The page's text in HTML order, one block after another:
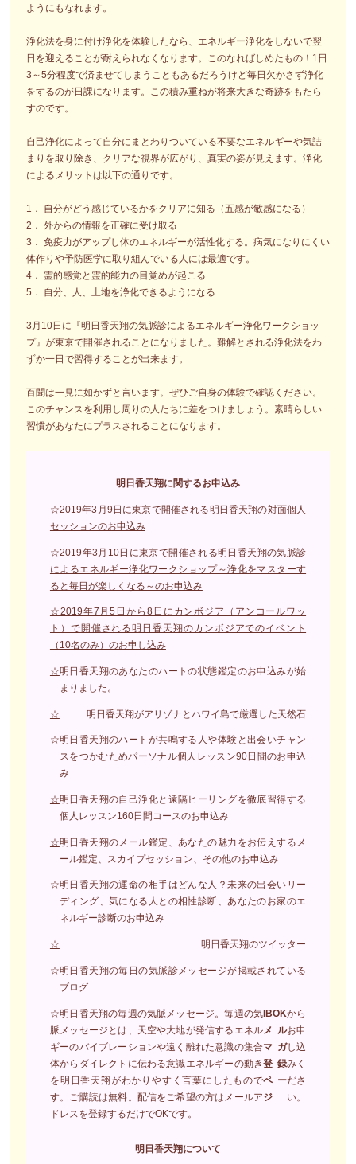
ようにもなれます。
浄化法を身に付け浄化を体験したなら、エネルギー浄化をしないで翌
日を迎えることが耐えられなくなります。このなればしめたもの！1日
3～5分程度で済ませてしまうこともあるだろうけど毎日欠かさず浄化
をするのが日課になります。この積み重ねが将来大きな奇跡をもたら
すのです。
自己浄化によって自分にまとわりついている不要なエネルギーや気詰
まりを取り除き、クリアな視界が広がり、真実の姿が見えます。浄化
によるメリットは以下の通りです。
1． 自分がどう感じているかをクリアに知る（五感が敏感になる）
2． 外からの情報を正確に受け取る
3． 免疫力がアップし体のエネルギーが活性化する。病気になりにくい
体作りや予防医学に取り組んでいる人には最適です。
4． 霊的感覚と霊的能力の目覚めが起こる
5． 自分、人、土地を浄化できるようになる
3月10日に『明日香天翔の気脈診によるエネルギー浄化ワークショッ
プ』が東京で開催されることになりました。難解とされる浄化法をわ
ずか一日で習得することが出来ます。
百聞は一見に如かずと言います。ぜひご自身の体験で確認ください。
このチャンスを利用し周りの人たちに差をつけましょう。素晴らしい
習慣があなたにプラスされることになります。
明日香天翔に関するお申込み
☆2019年3月9日に東京で開催される明日香天翔の対面個人
セッションのお申込み
☆2019年3月10日に東京で開催される明日香天翔の気脈診
によるエネルギー浄化ワークショップ～浄化をマスターす
ると毎日が楽しくなる～のお申込み
☆2019年7月5日から8日にカンボジア（アンコールワッ
ト）で開催される明日香天翔のカンボジアでのイベント
（10名のみ）のお申し込み
☆明日香天翔のあなたのハートの状態鑑定のお申込みが始
まりました。
☆ 明日香天翔がアリゾナとハワイ島で厳選した天然石
☆明日香天翔のハートが共鳴する人や体験と出会いチャン
スをつかむためパーソナル個人レッスン90日間のお申込
み
☆明日香天翔の自己浄化と遠隔ヒーリングを徹底習得する
個人レッスン160日間コースのお申込み
☆明日香天翔のメール鑑定、あなたの魅力をお伝えするメ
ール鑑定、スカイプセッション、その他のお申込み
☆明日香天翔の運命の相手はどんな人？未来の出会いリー
ディング、気になる人との相性診断、あなたのお家のエ
ネルギー診断のお申込み
☆ 明日香天翔のツイッター
☆明日香天翔の毎日の気脈診メッセージが掲載されている
ブログ
☆明日香天翔の毎週の気脈メッセージ。毎週の気
脈メッセージとは、天空や大地が発信するエネル
ギーのバイブレーションや遠く離れた意識の集合
体からダイレクトに伝わる意識エネルギーの動き
を明日香天翔がわかりやすく言葉にしたもので
す。ご購読は無料。配信をご希望の方はメールア
ドレスを登録するだけでOKです。
IBOK
メル
マガ
登録
ペー
ジ
から
お申
し込
みく
ださ
い。
明日香天翔について